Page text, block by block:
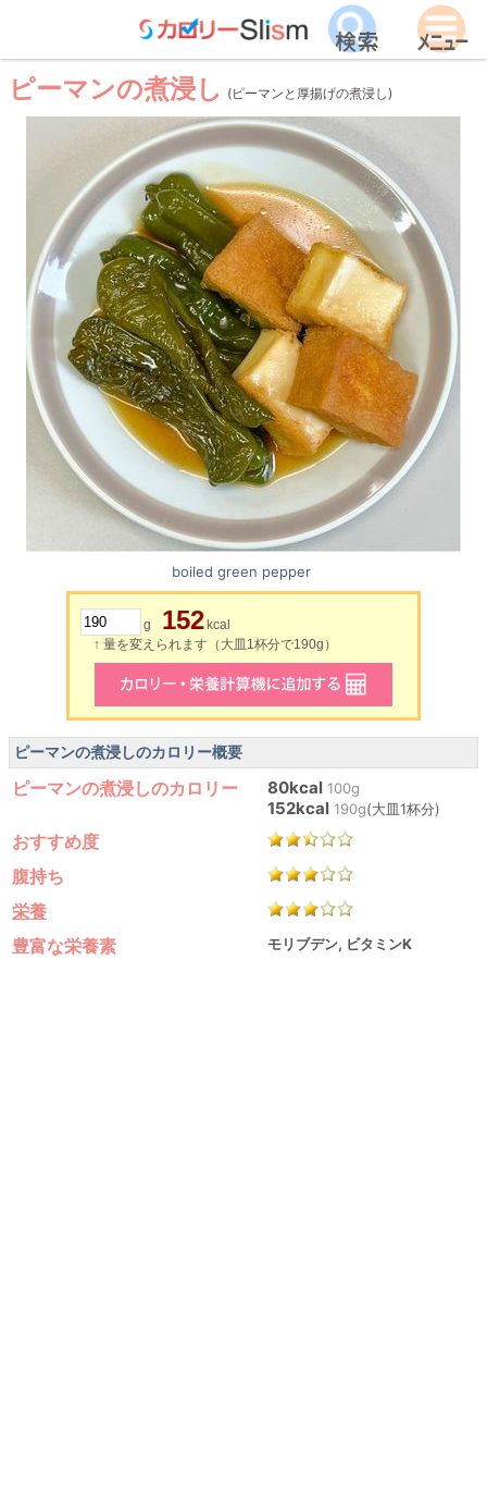
ピーマンの煮浸し (ピーマンと厚揚げの煮浸し)
boiled green pepper
g 152 kcal
↑ 量を変えられます（大皿1杯分で190g）
ピーマンの煮浸しのカロリー概要
ピーマンの煮浸しのカロリー 80kcal 100g
152kcal 190g(大皿1杯分)
おすすめ度
腹持ち
栄養
豊富な栄養素
モリブデン, ビタミンK